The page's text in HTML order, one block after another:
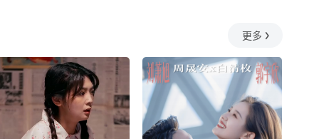
更多